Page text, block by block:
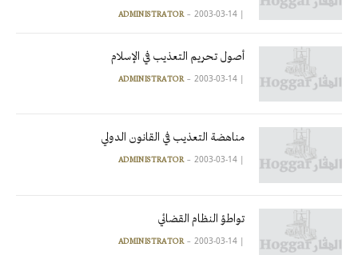
|
ADMINISTRATOR 2003-03-14
أصول تحريم التعذيب في الإسلام
|
ADMINISTRATOR 2003-03-14
مناهضة التعذيب في القانون الدولي
|
ADMINISTRATOR 2003-03-14
تواطؤ النظام القضائي
|
ADMINISTRATOR 2003-03-14